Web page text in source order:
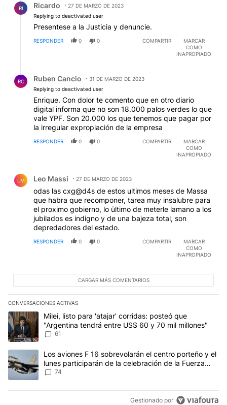
RI Ricardo
27 DE MARZO DE 2023
Replying to deactivated user
Presentese a la Justicia y denuncie.
RESPONDER 0 0 COMPARTIR
MARCAR
COMO
INAPROPIADO
RC Ruben Cancio
31 DE MARZO DE 2023
Replying to deactivated user
Enrique. Con dolor te comento que en otro diario
digital informa que no son 18.000 palos verdes lo que
vale YPF. Son 20.000 los que tenemos que pagar por
la irregular expropiación de la empresa
RESPONDER 0 0 COMPARTIR
MARCAR
COMO
INAPROPIADO
LM Leo Massi 27 DE MARZO DE 2023
odas las cxg@d4s de estos ultimos meses de Massa
que habra que recomponer, tarea muy insalubre para
el proximo gobierno, lo ültimo de meterle lamano a los
jubilados es indigno y de una bajeza total, son
depredadores del estado.
RESPONDER 0 0 COMPARTIR
MARCAR
COMO
INAPROPIADO
CARGAR MÁS COMENTARIOS
CONVERSACIONES ACTIVAS
Este listado muestra los artículos con más comentarios en los
Un artículo de tendencia con el título "Milei, listo para 'atajar'
Milei, listo para 'atajar' corridas: posteó que
"Argentina tendrá entre US$ 60 y 70 mil millones"
61
Un artículo de tendencia con el título "Los aviones F 16
Los aviones F 16 sobrevolarán el centro porteño y el
lunes participarán de la celebración de la Fuerza
Aérea
74
Gestionado por